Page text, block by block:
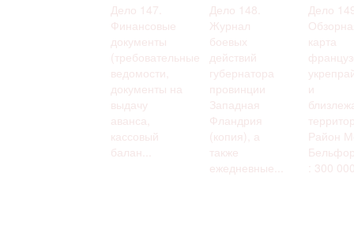
Дело 147.
Финансовые
документы
(требовательные
ведомости,
документы на
выдачу
аванса,
кассовый
балан...
Дело 148.
Журнал
боевых
действий
губернатора
провинции
Западная
Фландрия
(копия), а
также
ежедневные...
Дело
карта
и
Район
: 300